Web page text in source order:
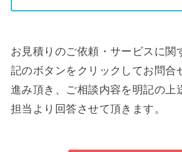
お見積りのご依頼・サービスに関
記のボタンをクリックしてお問合
進み頂き、ご相談内容を明記の上
担当より回答させて頂きます。